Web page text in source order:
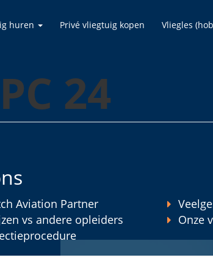
huren Privé vliegtuig kopen Vliegles
24
Aviation Partner
vs andere opleiders
Onze